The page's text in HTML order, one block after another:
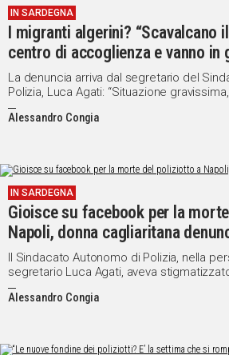
IN
ITALIA
NEL
MONDO
SPORT
STORIE
VIDEO
Vai
UNISCITI
AL CANALE
IN SARDEGNA
I migranti algerini? “Scavalcano
centro di accoglienza e vanno in
niente fosse”
La denuncia arriva dal segretario del
Polizia, Luca Agati: “Situazione
rintracciarli”
Alessandro Congia
IN SARDEGNA
Gioisce su facebook per la
Napoli, donna cagliaritana
Il Sindacato Autonomo di Polizia, nella
segretario Luca Agati, aveva
all’odio
Alessandro Congia